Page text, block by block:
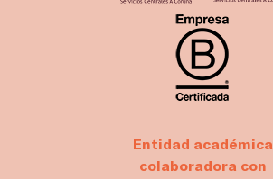
Entidad académica
colaboradora con